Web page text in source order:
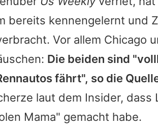
App runterladen
Team
Richtlinien
Impressum
Datenschutzerklärung
Nutzungsbedingungen
bereits kennengelernt und
Vor allem Chicago
Die beiden sind
fährt", so die
laut dem Insider, dass
Mama" gemacht habe.